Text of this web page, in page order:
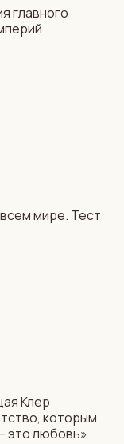
главного
мире. Тест
Клер
которым
это любовь»